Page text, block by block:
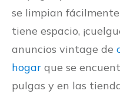
se limpian
tiene espacio,
anuncios vintage de
hogar que se
pulgas y en las